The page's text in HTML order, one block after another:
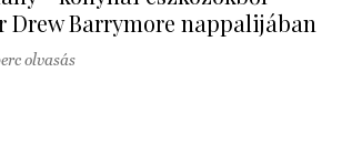
Drew Barrymore nappalijában
olvasás